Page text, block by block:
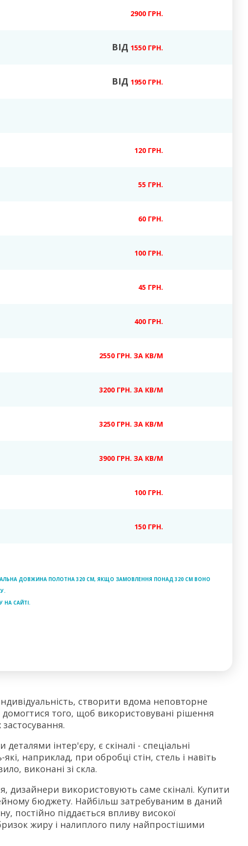
2900 ГРН.
ВІД 1550 ГРН.
ВІД 1950 ГРН.
120 ГРН.
55 ГРН.
60 ГРН.
100 ГРН.
45 ГРН.
400 ГРН.
2550 ГРН. ЗА КВ/М
3200 ГРН. ЗА КВ/М
3250 ГРН. ЗА КВ/М
3900 ГРН. ЗА КВ/М
100 ГРН.
150 ГРН.
ДОВЖИНА ПОЛОТНА 320 СМ, ЯКЩО ЗАМОВЛЕННЯ ПОНАД 320 СМ ВОНО
НА САЙТІ.
створити вдома неповторне
того, щоб використовувані рішення
інтер'єру, є скіналі - спеціальні
наприклад, при обробці стін, стель і навіть
виконані зі скла.
дизайнери використовують саме скіналі. Купити
бюджету. Найбільш затребуваним в даний
постійно піддається впливу високої
жиру і налиплого пилу найпростішими